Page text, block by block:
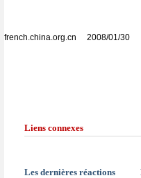
french.china.org.cn 2008/01/30
Liens connexes
Les dernières réactions